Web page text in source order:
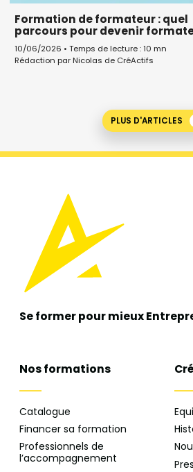
Formation de formateur : quel
parcours pour devenir
10/06/2026 • Temps de lecture : 10 mn
Rédaction par Nicolas de CréActifs
PLUS D'ARTICLES
Se former pour mieux
Nos formations
Catalogue
Financer sa formation
Professionnels de
l’accompagnement